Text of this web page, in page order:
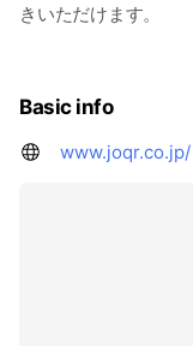
きいただけます。
Basic info
www.joqr.co.jp/